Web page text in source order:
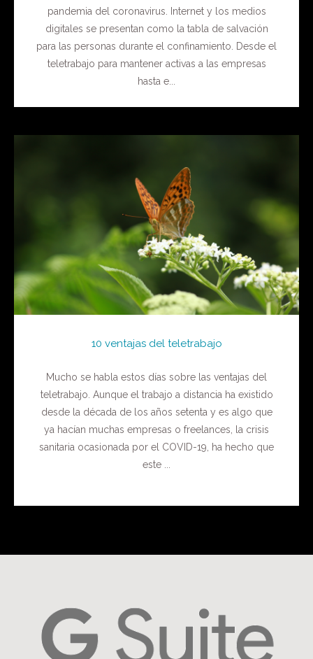
pandemia del coronavirus. Internet y los medios
digitales se presentan como la tabla de salvación
para las personas durante el confinamiento. Desde el
teletrabajo para mantener activas a las empresas
hasta e...
10 ventajas del teletrabajo
Mucho se habla estos días sobre las ventajas del
teletrabajo. Aunque el trabajo a distancia ha existido
desde la década de los años setenta y es algo que
ya hacían muchas empresas o freelances, la crisis
sanitaria ocasionada por el COVID-19, ha hecho que
este ...